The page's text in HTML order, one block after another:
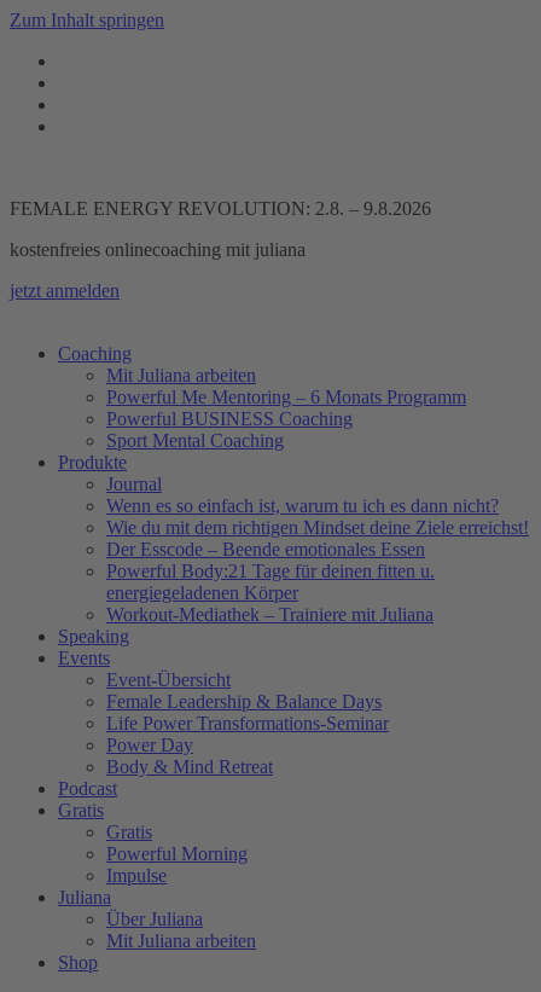
Zum Inhalt springen
FEMALE ENERGY REVOLUTION: 2.8. – 9.8.2026
kostenfreies onlinecoaching mit juliana
jetzt anmelden
Coaching
Mit Juliana arbeiten
Powerful Me Mentoring – 6 Monats Programm
Powerful BUSINESS Coaching
Sport Mental Coaching
Produkte
Journal
Wenn es so einfach ist, warum tu ich es dann nicht?
Wie du mit dem richtigen Mindset deine Ziele erreichst!
Der Esscode – Beende emotionales Essen
Powerful Body:21 Tage für deinen fitten u.
energiegeladenen Körper
Workout-Mediathek – Trainiere mit Juliana
Speaking
Events
Event-Übersicht
Female Leadership & Balance Days
Life Power Transformations-Seminar
Power Day
Body & Mind Retreat
Podcast
Gratis
Gratis
Powerful Morning
Impulse
Juliana
Über Juliana
Mit Juliana arbeiten
Shop